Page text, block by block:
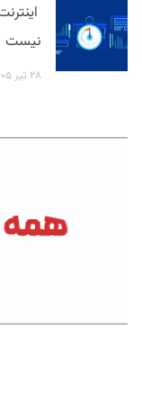
نیست
۲۸ تیر ۱۴۰۵